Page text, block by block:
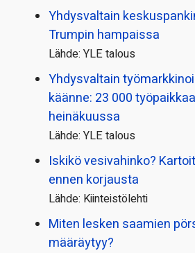
Yhdysvaltain
Trumpin hampaissa
Lähde: YLE talous
Yhdysvaltain
käänne: 23 000
heinäkuussa
Lähde: YLE talous
Iskikö vesivahinko?
ennen korjausta
Lähde: Kiinteistölehti
Miten lesken saamien
määräytyy?